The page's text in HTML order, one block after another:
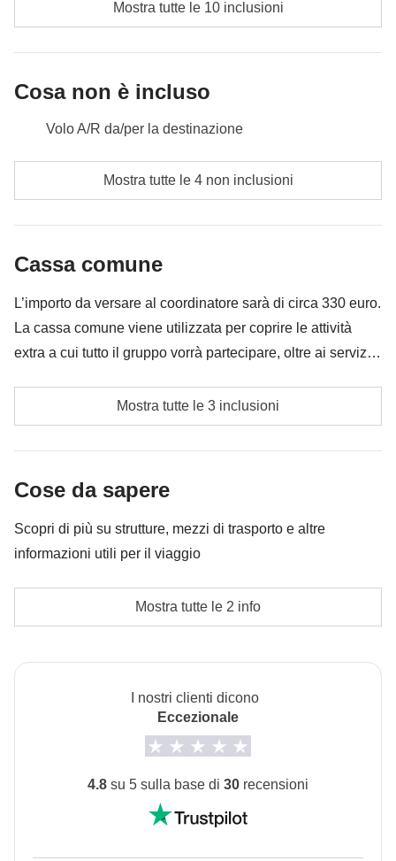
Mostra tutte le 10 inclusioni
Cosa non è incluso
Volo A/R da/per la destinazione
Pasti e bevande dove non indicato
infilare nello zaino
Tutto ciò che non è menzionato nella sezione "Cosa
Mostra tutte le 4 non inclusioni
Cassa comune
L’importo da versare al coordinatore sarà di circa 330 euro.
La cassa comune viene utilizzata per coprire le attività
extra a cui tutto il gruppo vorrà partecipare, oltre ai servizi
essere necessario implementarla ulteriormente, in ogni
caso verrà restituita la differenza non utilizzata.
Eventuali trasporti interni
concordato di fare e la relativa quota parte del
coordinatore. Le attività pagate con la Cassa Comune
sono svolte da fornitori locali terzi e valgono le loro
assume responsabilità
Mostra tutte le 3 inclusioni
Cose da sapere
Scopri di più su strutture, mezzi di trasporto e altre
informazioni utili per il viaggio
Gli alloggi saranno di diverse tipologie: hotel,
guesthouse, ville, ostelli e glamping nella giungla
Info sulle camere private
Mostra tutte le 2 info
I nostri clienti dicono
Eccezionale
4.8 su 5 sulla base di 30 recensioni